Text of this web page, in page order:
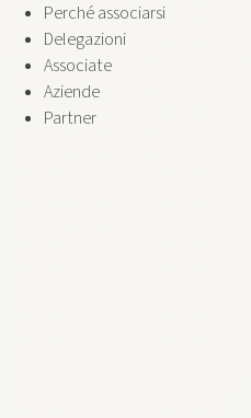
Perché associarsi
Delegazioni
Associate
Aziende
Partner